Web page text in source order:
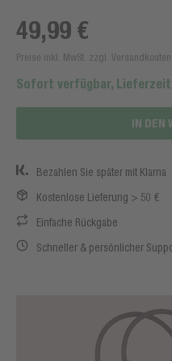
49,99 €
Preise inkl. MwSt. zzgl. Versandkosten
Sofort verfügbar,
IN DEN
Bezahlen Sie später mit Klarna
Kostenlose Lieferung > 50 €
Einfache Rückgabe
Schneller & persönlicher